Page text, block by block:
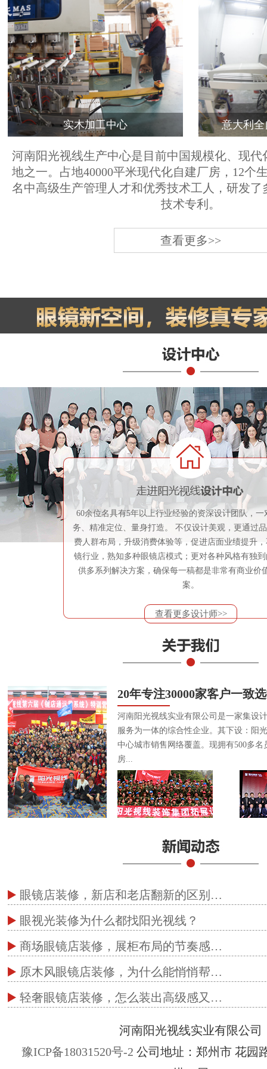
实木加工中心 意大利
河南阳光视线生产中心是目前中国规模化、现代
地之一。占地40000平米现代化自建厂房，12个
名中高级生产管理人才和优秀技术工人，研发了
技术专利。
查看更多>>
60余位名具有5年以上行业经验的资深设计团队，一
务、精准定位、量身打造。 不仅设计美观，更通过
费人群布局，升级消费体验等，促进店面业绩提升
镜行业，熟知多种眼镜店模式；更对各种风格有独
供多系列解决方案，确保每一稿都是非常有商业价
案。
查看更多设计师>>
20年专注30000家客户一致
河南阳光视线实业有限公司是一家集设
服务为一体的综合性企业。其下设：阳
中心城市销售网络覆盖。现拥有500多
房...
眼镜店装修，新店和老店翻新的区别…
眼视光装修为什么都找阳光视线？
商场眼镜店装修，展柜布局的节奏感…
原木风眼镜店装修，为什么能悄悄帮…
轻奢眼镜店装修，怎么装出高级感又…
河南阳光视线实业有限公司
豫ICP备18031520号-2 公司地址：郑州市 花园